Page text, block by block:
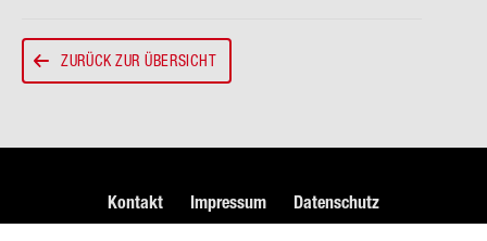
ZURÜCK ZUR ÜBERSICHT
Kontakt Impressum Datenschutz